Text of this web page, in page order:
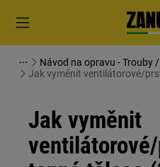
Návod na opravu - Trouby
Jak vyměnit ventilátorové/
Jak vyměnit